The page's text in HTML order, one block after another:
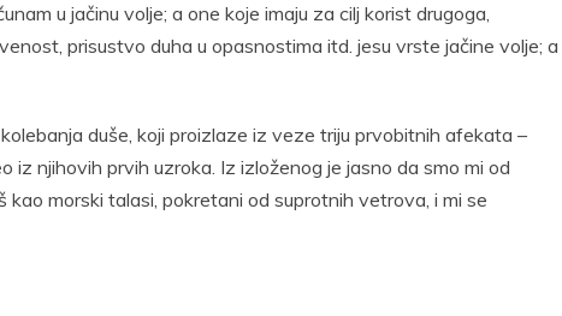
u jačinu volje; a one koje imaju za cilj korist drugoga,
prisustvo duha u opasnostima itd. jesu vrste jačine volje; a
duše, koji proizlaze iz veze triju prvobitnih afekata –
iz njihovih prvih uzroka. Iz izloženog je jasno da smo mi od
morski talasi, pokretani od suprotnih vetrova, i mi se